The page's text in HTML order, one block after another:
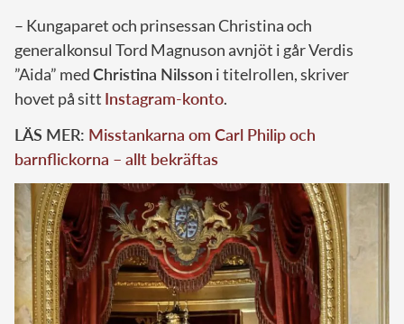
– Kungaparet och prinsessan Christina och
generalkonsul Tord Magnuson avnjöt i går Verdis
”Aida” medChristina Nilsson i titelrollen, skriver
hovet på sitt Instagram-konto.
LÄS MER: Misstankarna om Carl Philip och
barnflickorna – allt bekräftas